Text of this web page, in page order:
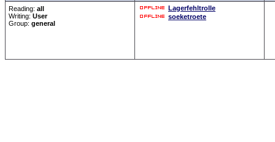
Reading: all
Writing: User
Group: general
Lagerfehltrolle
soeketroete